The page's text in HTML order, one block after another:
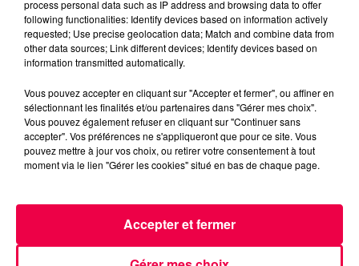
5 août 2026
Des assiettes Linvosges rappelées pour
excès de plomb
céramique vendues entre 2020 et 2022 par Linvosges.
process personal data such as IP address and browsing data to offer
following functionalities: Identify devices based on information actively
requested; Use precise geolocation data; Match and combine data from
other data sources; Link different devices; Identify devices based on
information transmitted automatically.
Vous pouvez accepter en cliquant sur "Accepter et fermer", ou affiner en
sélectionnant les finalités et/ou partenaires dans "Gérer mes choix".
Vous pouvez également refuser en cliquant sur "Continuer sans
accepter". Vos préférences ne s'appliqueront que pour ce site. Vous
pouvez mettre à jour vos choix, ou retirer votre consentement à tout
moment via le lien "Gérer les cookies" situé en bas de chaque page.
Accepter et fermer